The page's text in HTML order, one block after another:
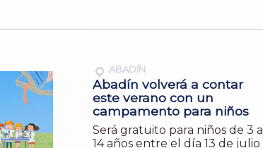
ABADÍN
Abadín volverá a contar
este verano con un
campamento para niños
Será gratuito para niños de 3 a
14 años entre el día 13 de julio